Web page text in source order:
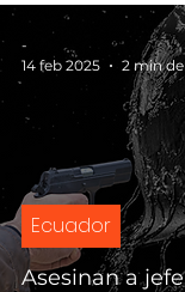
Asesinan a
Ecuador
-
14 feb 2025
2 min